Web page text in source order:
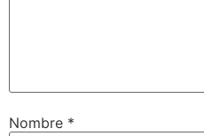
Nombre *